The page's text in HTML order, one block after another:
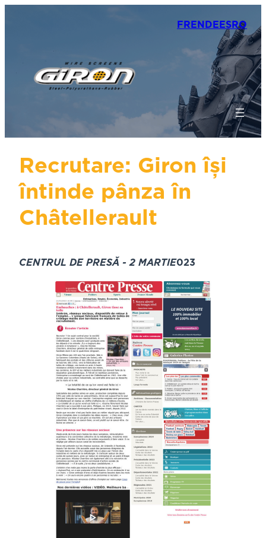
FRENDEESRO
Recrutare: Giron își
întinde pânza în
Châtellerault
CENTRUL DE PRESĂ - 2 MARTIE023